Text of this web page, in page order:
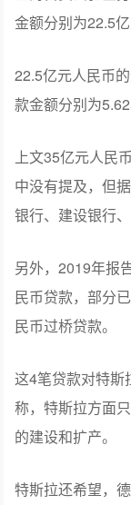
金额分别为22.5亿
22.5亿元人民币
款金额分别为
上文35亿元人民
中没有提及，但
银行、建设银行
另外，2019年报
民币贷款，部分
民币过桥贷款。
这4笔贷款对特斯
称，特斯拉方面
的建设和扩产。
特斯拉还希望，